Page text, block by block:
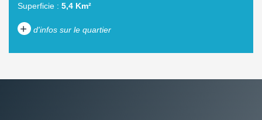
Superficie : 5,4 Km²
+ d'infos sur le quartier